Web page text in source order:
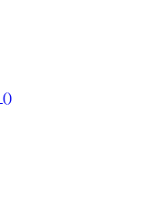
()